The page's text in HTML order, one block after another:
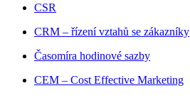
CSR
CRM – řízení vztahů se zákazníky
Časomíra hodinové sazby
CEM – Cost Effective Marketing